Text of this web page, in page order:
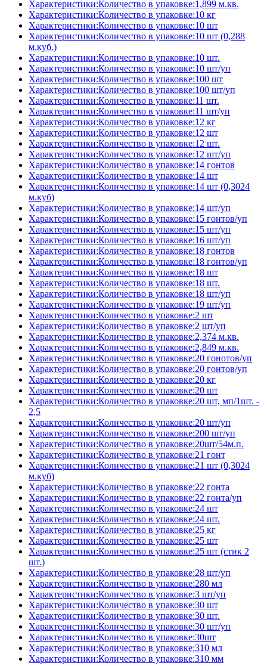
Характеристики:Количество в упаковке:1,899 м.кв.
Характеристики:Количество в упаковке:10 кг
Характеристики:Количество в упаковке:10 шт
Характеристики:Количество в упаковке:10 шт (0,288
м.куб.)
Характеристики:Количество в упаковке:10 шт.
Характеристики:Количество в упаковке:10 шт/уп
Характеристики:Количество в упаковке:100 шт
Характеристики:Количество в упаковке:100 шт/уп
Характеристики:Количество в упаковке:11 шт.
Характеристики:Количество в упаковке:11 шт/уп
Характеристики:Количество в упаковке:12 кг
Характеристики:Количество в упаковке:12 шт
Характеристики:Количество в упаковке:12 шт.
Характеристики:Количество в упаковке:12 шт/уп
Характеристики:Количество в упаковке:14 гонтов
Характеристики:Количество в упаковке:14 шт
Характеристики:Количество в упаковке:14 шт (0,3024
м.куб)
Характеристики:Количество в упаковке:14 шт/уп
Характеристики:Количество в упаковке:15 гонтов/уп
Характеристики:Количество в упаковке:15 шт/уп
Характеристики:Количество в упаковке:16 шт/уп
Характеристики:Количество в упаковке:18 гонтов
Характеристики:Количество в упаковке:18 гонтов/уп
Характеристики:Количество в упаковке:18 шт
Характеристики:Количество в упаковке:18 шт.
Характеристики:Количество в упаковке:18 шт/уп
Характеристики:Количество в упаковке:19 шт/уп
Характеристики:Количество в упаковке:2 шт
Характеристики:Количество в упаковке:2 шт/уп
Характеристики:Количество в упаковке:2,374 м.кв.
Характеристики:Количество в упаковке:2,849 м.кв.
Характеристики:Количество в упаковке:20 гонотов/уп
Характеристики:Количество в упаковке:20 гонтов/уп
Характеристики:Количество в упаковке:20 кг
Характеристики:Количество в упаковке:20 шт
Характеристики:Количество в упаковке:20 шт, мп/1шт. -
2,5
Характеристики:Количество в упаковке:20 шт/уп
Характеристики:Количество в упаковке:200 шт/уп
Характеристики:Количество в упаковке:20шт/54м.п.
Характеристики:Количество в упаковке:21 гонт
Характеристики:Количество в упаковке:21 шт (0,3024
м.куб)
Характеристики:Количество в упаковке:22 гонта
Характеристики:Количество в упаковке:22 гонта/уп
Характеристики:Количество в упаковке:24 шт
Характеристики:Количество в упаковке:24 шт.
Характеристики:Количество в упаковке:25 кг
Характеристики:Количество в упаковке:25 шт
Характеристики:Количество в упаковке:25 шт (стик 2
шт.)
Характеристики:Количество в упаковке:28 шт/уп
Характеристики:Количество в упаковке:280 мл
Характеристики:Количество в упаковке:3 шт/уп
Характеристики:Количество в упаковке:30 шт
Характеристики:Количество в упаковке:30 шт.
Характеристики:Количество в упаковке:30 шт/уп
Характеристики:Количество в упаковке:30шт
Характеристики:Количество в упаковке:310 мл
Характеристики:Количество в упаковке:310 мм